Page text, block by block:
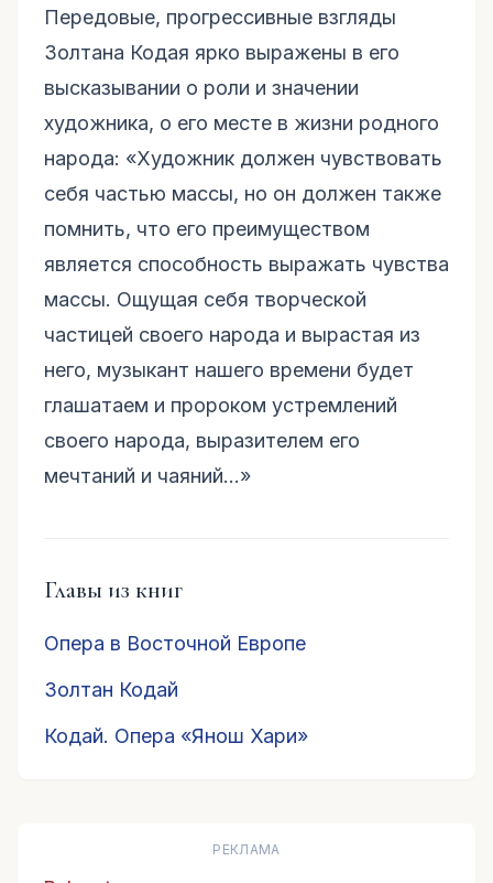
Передовые, прогрессивные взгляды
Золтана Кодая ярко выражены в его
высказывании о роли и значении
художника, о его месте в жизни родного
народа: «Художник должен чувствовать
себя частью массы, но он должен также
помнить, что его преимуществом
является способность выражать чувства
массы. Ощущая себя творческой
частицей своего народа и вырастая из
него, музыкант нашего времени будет
глашатаем и пророком устремлений
своего народа, выразителем его
мечтаний и чаяний...»
Главы из книг
Опера в Восточной Европе
Золтан Кодай
Кодай. Опера «Янош Хари»
РЕКЛАМА